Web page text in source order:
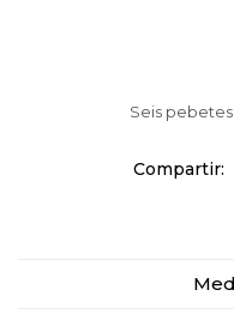
Seis